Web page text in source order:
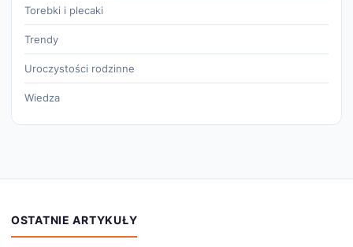
Torebki i plecaki
Trendy
Uroczystości rodzinne
Wiedza
OSTATNIE ARTYKUŁY